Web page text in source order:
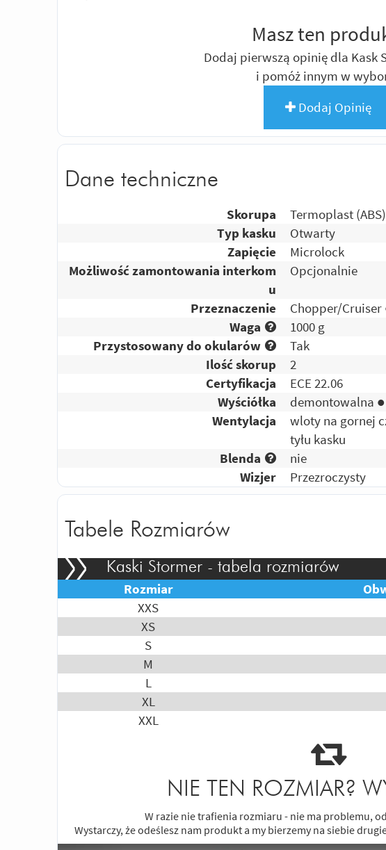
Masz ten
Dodaj pierwszą opinię dla Kask
i pomóż innym w
Dodaj Opinię
Dane techniczne
Skorupa
Termoplast (ABS)
Typ kasku
Otwarty
Zapięcie
Microlock
Możliwość zamontowania interkom
u
Opcjonalnie
Przeznaczenie
Chopper/Cruiser
Waga
1000 g
Przystosowany do okularów
Tak
Ilość skorup
2
Certyfikacja
ECE 22.06
Wyściółka
demontowalna
Wentylacja
wloty na gornej
tyłu kasku
Blenda
nie
Wizjer
Przezroczysty
Tabele Rozmiarów
Kaski Stormer - tabela rozmiarów
Rozmiar
XXS
XS
S
M
L
XL
XXL
NIE TEN ROZMIAR?
W razie nie trafienia rozmiaru - nie ma problemu,
Wystarczy, że odeślesz nam produkt a my bierzemy na siebie